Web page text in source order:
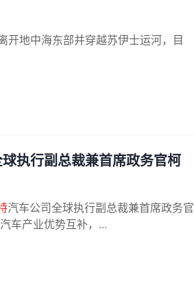
开地中海东部并穿越苏伊士运河，目
执行副总裁兼首席政务官柯
汽车公司全球执行副总裁兼首席政务官
车产业优势互补，...